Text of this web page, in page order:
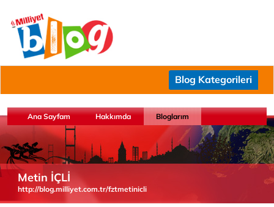
Blog Kategorileri
Ana Sayfam Hakkımda Bloglarım
Metin İÇLİ
http://blog.milliyet.com.tr/fztmetinicli